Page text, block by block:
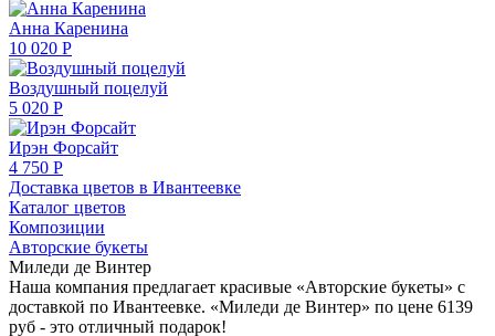
Анна Каренина
10 020 Р
Воздушный поцелуй
5 020 Р
Ирэн Форсайт
4 750 Р
Доставка цветов в Ивантеевке
Каталог цветов
Композиции
Авторские букеты
Миледи де Винтер
Наша компания предлагает красивые «Авторские букеты» с
доставкой по Ивантеевке. «Миледи де Винтер» по цене 6139
руб - это отличный подарок!